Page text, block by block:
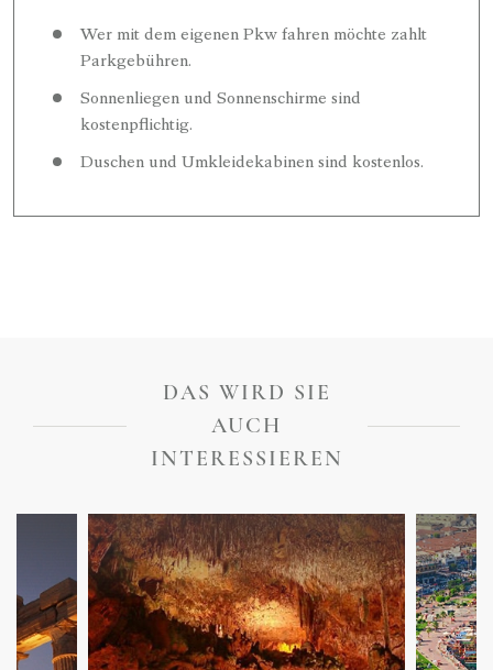
Wer mit dem eigenen Pkw fahren möchte zahlt
Parkgebühren.
Sonnenliegen und Sonnenschirme sind
kostenpflichtig.
Duschen und Umkleidekabinen sind kostenlos.
DAS WIRD SIE
AUCH
INTERESSIEREN